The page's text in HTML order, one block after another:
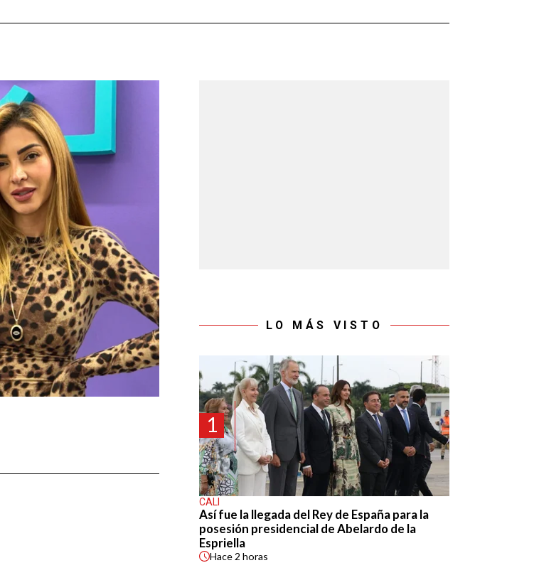
LO MÁS VISTO
1
CALI
Así fue la llegada del Rey de España para la
posesión presidencial de Abelardo de la
Espriella
Hace2 horas